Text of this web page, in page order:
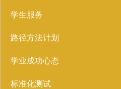
学生服务
路径方法计划
学业成功心态
标准化测试